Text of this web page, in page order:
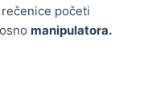
početi
manipulatora.